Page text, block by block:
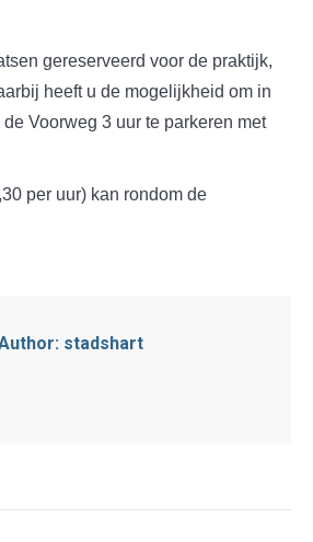
gereserveerd voor de praktijk,
heeft u de mogelijkheid om in
Voorweg 3 uur te parkeren met
per uur) kan rondom de
stadshart